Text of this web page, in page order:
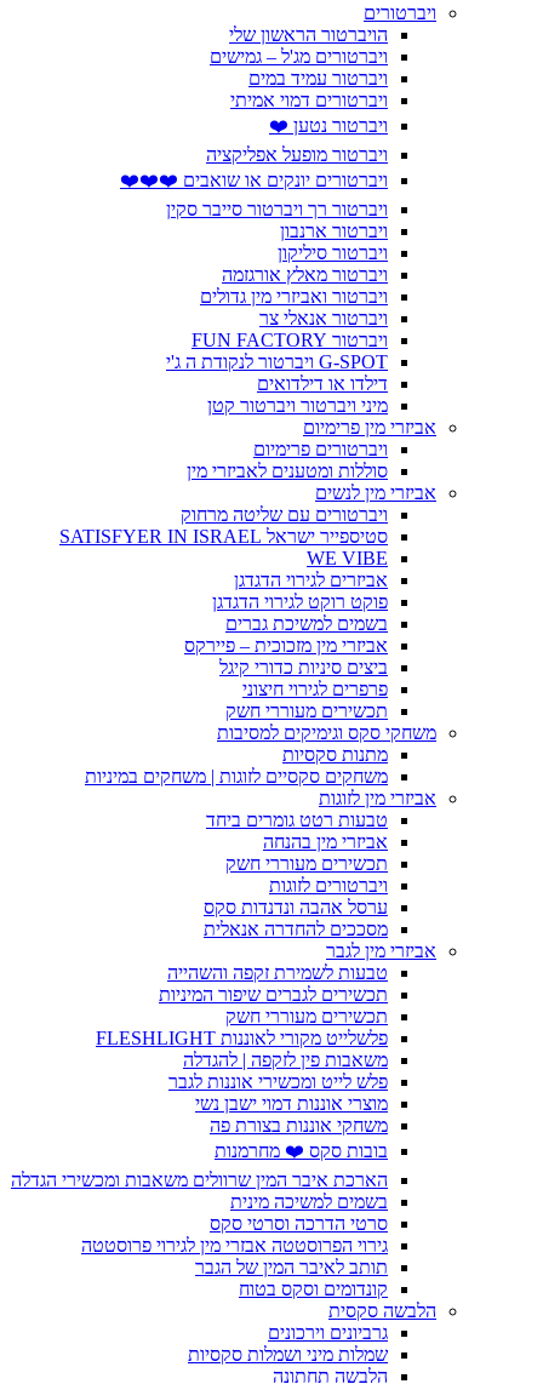
ויברטורים
הויברטור הראשון שלי
ויברטורים מג'ל – גמישים
ויברטור עמיד במים
ויברטורים דמוי אמיתי
ויברטור נטען ❤️
ויברטור מופעל אפליקציה
ויברטורים יונקים או שואבים ❤️❤️❤️
ויברטור רך ויברטור סייבר סקין
ויברטור ארנבון
ויברטור סיליקון
ויברטור מאלץ אורגזמה
ויברטור ואביזרי מין גדולים
ויברטור אנאלי צר
ויברטור FUN FACTORY
G-SPOT ויברטור לנקודת ה ג'י
דילדו או דילדואים
מיני ויברטור ויברטור קטן
אביזרי מין פרימיום
ויברטורים פרימיום
סוללות ומטענים לאביזרי מין
אביזרי מין לנשים
ויברטורים עם שליטה מרחוק
סטיספייר ישראל SATISFYER IN ISRAEL
WE VIBE
אביזרים לגירוי הדגדגן
פוקט רוקט לגירוי הדגדגן
בשמים למשיכת גברים
אביזרי מין מזכוכית – פיירקס
ביצים סיניות כדורי קיגל
פרפרים לגירוי חיצוני
תכשירים מעוררי חשק
משחקי סקס וגימיקים למסיבות
מתנות סקסיות
משחקים סקסיים לזוגות | משחקים במיניות
אביזרי מין לזוגות
טבעות רטט גומרים ביחד
אביזרי מין בהנחה
תכשירים מעוררי חשק
ויברטורים לזוגות
ערסל אהבה ונדנדות סקס
מסככים להחדרה אנאלית
אביזרי מין לגבר
טבעות לשמירת זקפה והשהייה
תכשירים לגברים שיפור המיניות
תכשירים מעוררי חשק
פלשלייט מקורי לאוננות FLESHLIGHT
משאבות פין לזקפה | להגדלה
פלש לייט ומכשירי אוננות לגבר
מוצרי אוננות דמוי ישבן נשי
משחקי אוננות בצורת פה
בובות סקס ❤️ מחרמנות
הארכת איבר המין שרוולים משאבות ומכשירי הגדלה
בשמים למשיכה מינית
סרטי הדרכה וסרטי סקס
גירוי הפרוסטטה אבזרי מין לגירוי פרוסטטה
תותב לאיבר המין של הגבר
קונדומים וסקס בטוח
הלבשה סקסית
גרביונים וירכונים
שמלות מיני ושמלות סקסיות
הלבשה תחתונה